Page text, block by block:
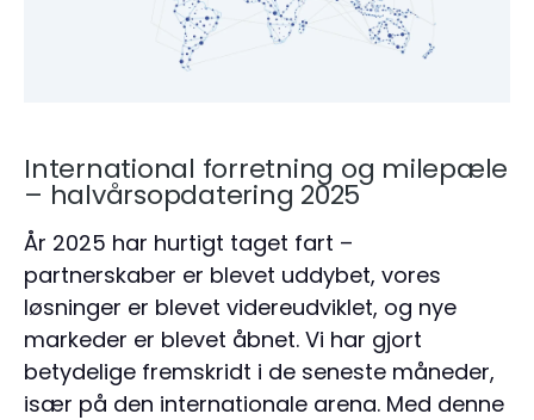
International forretning og milepæle
– halvårsopdatering 2025
År 2025 har hurtigt taget fart –
partnerskaber er blevet uddybet, vores
løsninger er blevet videreudviklet, og nye
markeder er blevet åbnet. Vi har gjort
betydelige fremskridt i de seneste måneder,
især på den internationale arena. Med denne